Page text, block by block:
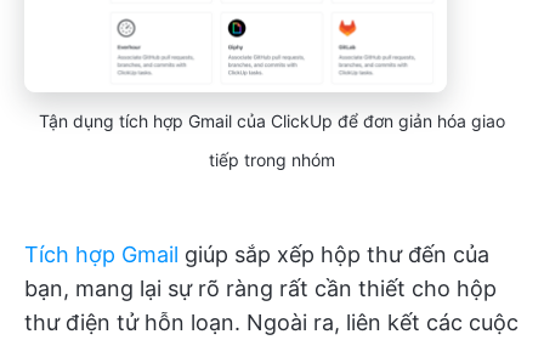
Tận dụng tích hợp Gmail của ClickUp để đơn giản hóa giao
tiếp trong nhóm
Tích hợp Gmail giúp sắp xếp hộp thư đến của
bạn, mang lại sự rõ ràng rất cần thiết cho hộp
thư điện tử hỗn loạn. Ngoài ra, liên kết các cuộc